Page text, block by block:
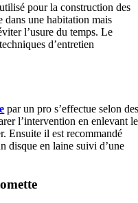
pour la construction des
dans une habitation mais
l’usure du temps. Le
d’entretien
par un pro s’effectue selon
l’intervention en enlevant
Ensuite il est recommandé
disque en laine suivi d’une